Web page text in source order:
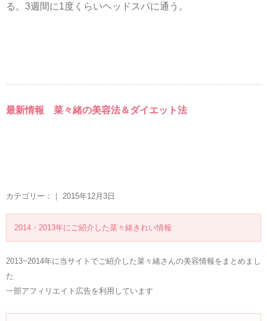
る。3週間に1度くらいヘッドスパに通う。
最新情報 菜々緒の美容法＆ダイエット法
カテゴリー：｜ 2015年12月3日
2014・2013年にご紹介した菜々緒きれい情報
2013~2014年に当サイトでご紹介した菜々緒さんの美容情報をまとめまし
た
一部アフィリエイト広告を利用しています